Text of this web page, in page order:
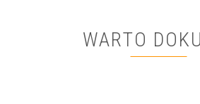
WARTO